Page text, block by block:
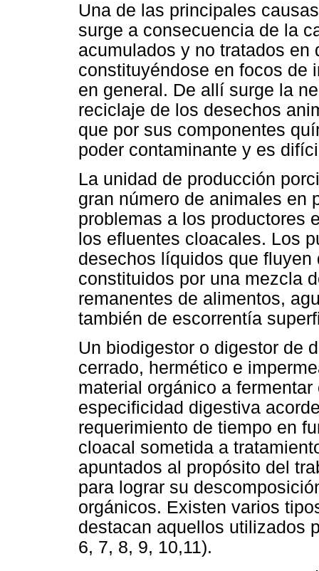
Una de las principales
surge a consecuencia de la
acumulados y no tratados
constituyéndose en focos de
en general. De allí surge la
reciclaje de los desechos
que por sus componentes
poder contaminante y es
La unidad de producción
gran número de animales en
problemas a los productores
los efluentes cloacales. Los
desechos líquidos que
constituidos por una mezcla
remanentes de alimentos,
también de escorrentía
Un biodigestor o digestor de
cerrado, hermético e
material orgánico a
especificidad digestiva
requerimiento de tiempo en
cloacal sometida a
apuntados al propósito del
para lograr su
orgánicos. Existen varios
destacan aquellos utilizados
6, 7, 8, 9, 10,11).